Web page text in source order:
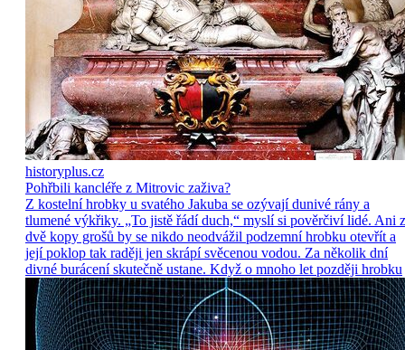
historyplus.cz
Pohřbili kancléře z Mitrovic zaživa?
Z kostelní hrobky u svatého Jakuba se ozývají dunivé rány a
tlumené výkřiky. „To jistě řádí duch,“ myslí si pověrčiví lidé. Ani
dvě kopy grošů by se nikdo neodvážil podzemní hrobku otevřít a
její poklop tak raději jen skrápí svěcenou vodou. Za několik dní
divné burácení skutečně ustane. Když o mnoho let později hrobku